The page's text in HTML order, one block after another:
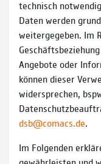
technisch
Daten werden
weitergegeben. Im
Angebote oder
können dieser
widersprechen,
dsb@comacs.de.
Im Folgenden